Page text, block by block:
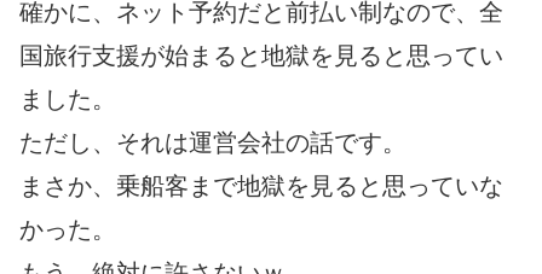
確かに、ネット予約だと前払い制なので、全
国旅行支援が始まると地獄を見ると思ってい
ました。
ただし、それは運営会社の話です。
まさか、乗船客まで地獄を見ると思っていな
かった。